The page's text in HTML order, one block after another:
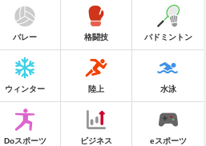
バレー 格闘技 バドミントン
ウィンター 陸上 水泳
Doスポーツ ビジネス eスポーツ